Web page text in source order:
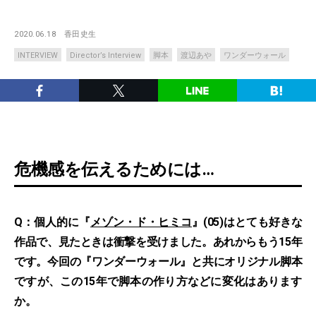
2020.06.18 香田史生
INTERVIEW Director’s Interview 脚本 渡辺あや ワンダーウォール
危機感を伝えるためには…
Q：個人的に『メゾン・ド・ヒミコ』(05)はとても好きな
作品で、見たときは衝撃を受けました。あれからもう15年
です。今回の『ワンダーウォール』と共にオリジナル脚本
ですが、この15年で脚本の作り方などに変化はあります
か。